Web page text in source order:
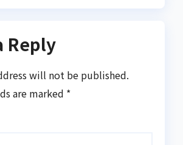
Reply
will not be published.
are marked *